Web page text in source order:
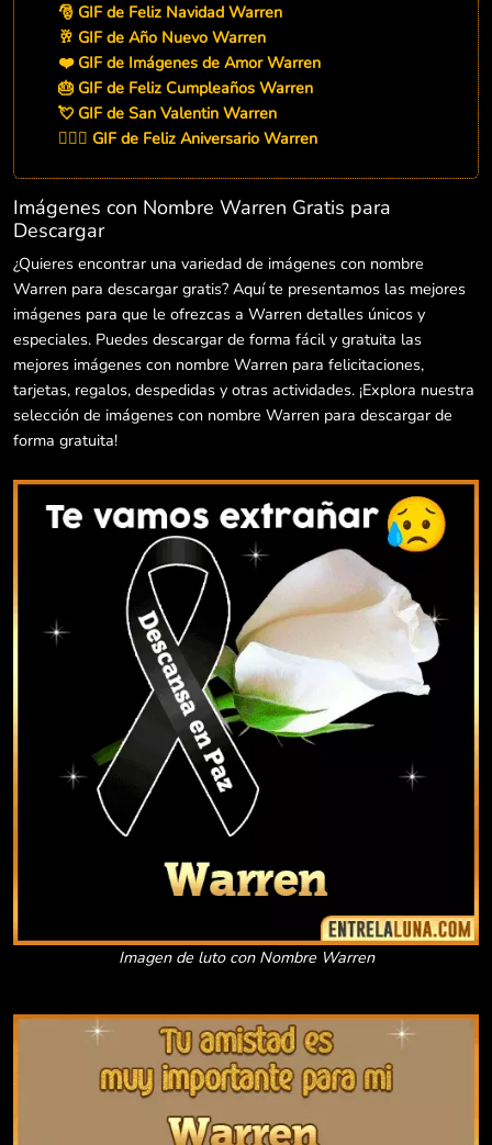
🎅 GIF de Feliz Navidad Warren
🥂 GIF de Año Nuevo Warren
❤️ GIF de Imágenes de Amor Warren
🎂 GIF de Feliz Cumpleaños Warren
💘 GIF de San Valentin Warren
👨‍❤️‍👨 GIF de Feliz Aniversario Warren
Imágenes con Nombre Warren Gratis para
Descargar
¿Quieres encontrar una variedad de imágenes con nombre
Warren para descargar gratis? Aquí te presentamos las mejores
imágenes para que le ofrezcas a Warren detalles únicos y
especiales. Puedes descargar de forma fácil y gratuita las
mejores imágenes con nombre Warren para felicitaciones,
tarjetas, regalos, despedidas y otras actividades. ¡Explora nuestra
selección de imágenes con nombre Warren para descargar de
forma gratuita!
Imagen de luto con Nombre Warren